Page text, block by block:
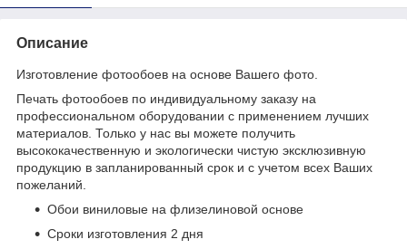
Описание
Изготовление фотообоев на основе Вашего фото.
Печать фотообоев по индивидуальному заказу на
профессиональном оборудовании с применением лучших
материалов. Только у нас вы можете получить
высококачественную и экологически чистую эксклюзивную
продукцию в запланированный срок и с учетом всех Ваших
пожеланий.
Обои виниловые на флизелиновой основе
Сроки изготовления 2 дня